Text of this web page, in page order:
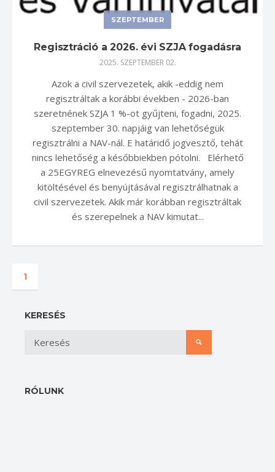
SZEPTEMBER
Regisztráció a 2026. évi SZJA fogadásra
2025. SZEPTEMBER 02.
Azok a civil szervezetek, akik -eddig nem
regisztráltak a korábbi években - 2026-ban
szeretnének SZJA 1 %-ot gyűjteni, fogadni, 2025.
szeptember 30. napjáig van lehetőségük
regisztrálni a NAV-nál. E határidő jogvesztő, tehát
nincs lehetőség a későbbiekben pótolni. Elérhető
a 25EGYREG elnevezésű nyomtatvány, amely
kitöltésével és benyújtásával regisztrálhatnak a
civil szervezetek. Akik már korábban regisztráltak
és szerepelnek a NAV kimutat...
1
KERESÉS
RÓLUNK